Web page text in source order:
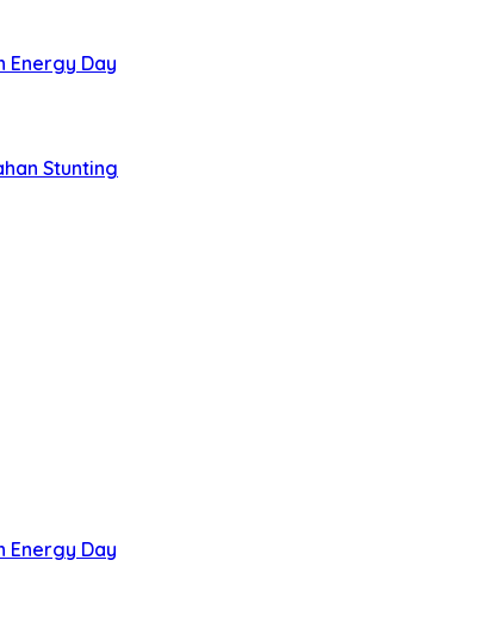
Energy Day
Stunting
Energy Day